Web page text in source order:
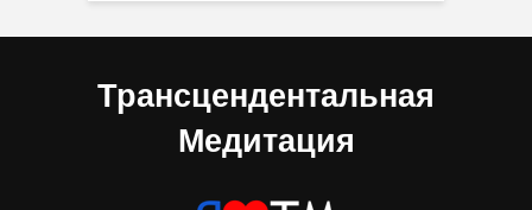
Трансцендентальная
Медитация